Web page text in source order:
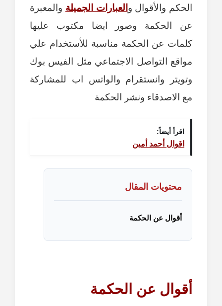
الحكم والأقوال و العبارات الجميلة والمعبرة
عن الحكمة وصور ايضا مكتوب عليها
كلمات عن الحكمة مناسبة للأستخدام علي
مواقع التواصل الاجتماعي مثل الفيس بوك
وتويتر وانستقرام والواتس اب للمشاركة
مع الاصدقاء ونشر الحكمة
اقرأ أيضاً:
اقوال أحمد أمين
محتويات المقال
أقوال عن الحكمة
أقوال عن الحكمة